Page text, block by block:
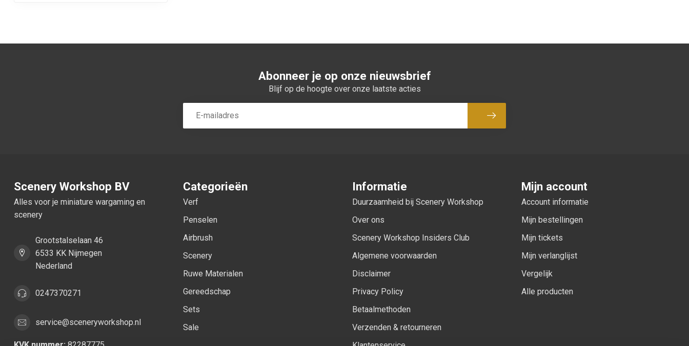
Abonneer je op onze nieuwsbrief
Blijf op de hoogte over onze laatste acties
Abonneer
Scenery Workshop BV
Alles voor je miniature wargaming en
scenery
Grootstalselaan 46
6533 KK Nijmegen
Nederland
0247370271
service@sceneryworkshop.nl
Categorieën
Verf
Penselen
Airbrush
Scenery
Ruwe Materialen
Gereedschap
Sets
Sale
Informatie
Duurzaamheid bij Scenery Workshop
Over ons
Scenery Workshop Insiders Club
Algemene voorwaarden
Disclaimer
Privacy Policy
Betaalmethoden
Verzenden & retourneren
Mijn account
Account informatie
Mijn bestellingen
Mijn tickets
Mijn verlanglijst
Vergelijk
Alle producten